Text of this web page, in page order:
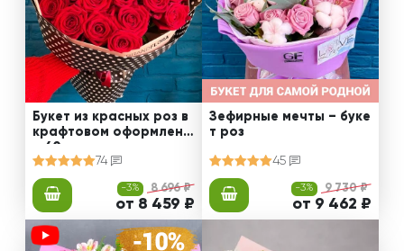
Букет из красных роз в
крафтовом оформлени
и 60 см
74
-3% 8 696 ₽
от 8 459 ₽
Зефирные мечты – буке
т роз
45
-3% 9 730 ₽
от 9 462 ₽